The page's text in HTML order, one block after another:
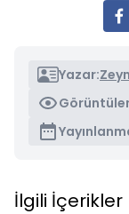
Yazar:
İlgili İçerikler